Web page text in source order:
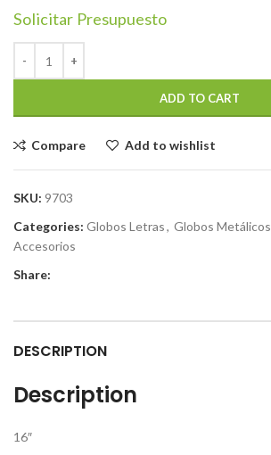
Solicitar Presupuesto
ADD TO CART
Compare Add to wishlist
SKU: 9703
Categories: Globos Letras, Globos Metálicos
Accesorios
Share:
DESCRIPTION
Description
16″